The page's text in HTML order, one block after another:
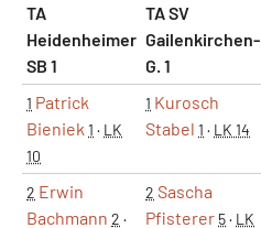
TA
Heidenheimer
SB 1
TA SV
Gailenkirchen-
G. 1
1 Patrick
Bieniek 1 · LK
10
1 Kurosch
Stabel 1 · LK 14
2 Erwin
Bachmann 2 ·
2 Sascha
Pfisterer 5· LK